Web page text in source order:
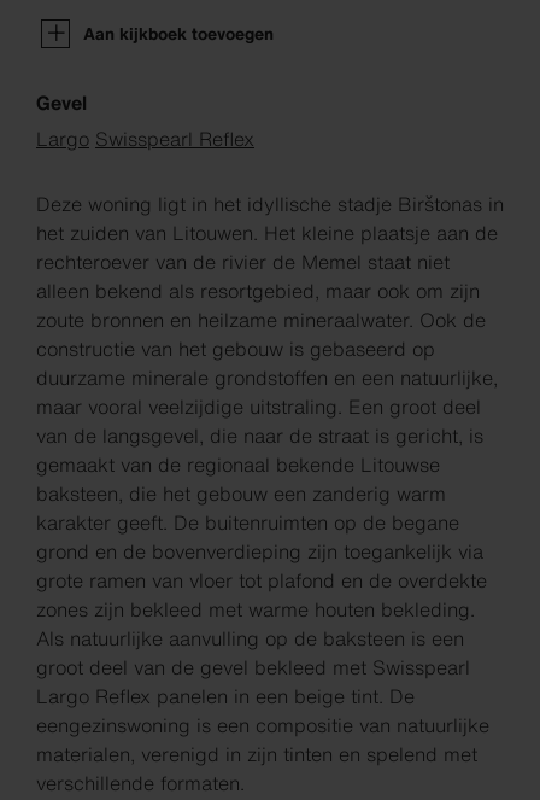
Aan kijkboek toevoegen
Gevel
Largo Swisspearl Reflex
Deze woning ligt in het idyllische stadje Birštonas in
het zuiden van Litouwen. Het kleine plaatsje aan de
rechteroever van de rivier de Memel staat niet
alleen bekend als resortgebied, maar ook om zijn
zoute bronnen en heilzame mineraalwater. Ook de
constructie van het gebouw is gebaseerd op
duurzame minerale grondstoffen en een natuurlijke,
maar vooral veelzijdige uitstraling. Een groot deel
van de langsgevel, die naar de straat is gericht, is
gemaakt van de regionaal bekende Litouwse
baksteen, die het gebouw een zanderig warm
karakter geeft. De buitenruimten op de begane
grond en de bovenverdieping zijn toegankelijk via
grote ramen van vloer tot plafond en de overdekte
zones zijn bekleed met warme houten bekleding.
Als natuurlijke aanvulling op de baksteen is een
groot deel van de gevel bekleed met Swisspearl
Largo Reflex panelen in een beige tint. De
eengezinswoning is een compositie van natuurlijke
materialen, verenigd in zijn tinten en spelend met
verschillende formaten.